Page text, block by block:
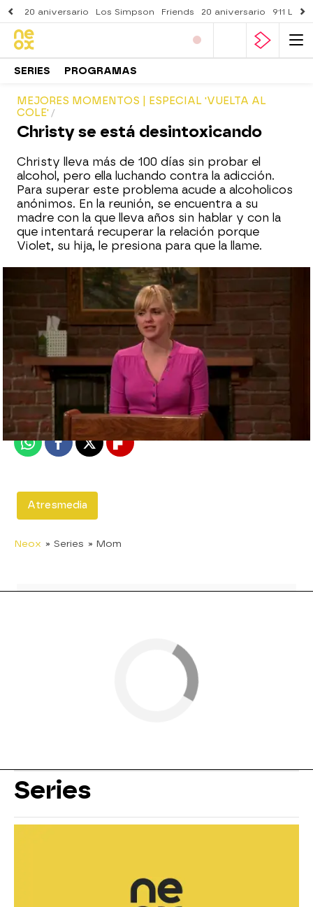
20 aniversario Los Simpson Friends 20 aniversario 911
SERIES PROGRAMAS
MEJORES MOMENTOS | ESPECIAL 'VUELTA AL
COLE'
Christy se está desintoxicando
Christy lleva más de 100 días sin probar el
alcohol, pero ella luchando contra la adicción.
Para superar este problema acude a alcoholicos
anónimos. En la reunión, se encuentra a su
madre con la que lleva años sin hablar y con la
que intentará recuperar la relación porque
Violet, su hija, le presiona para que la llame.
neox
Madrid
Publicado:10 de septiembre de 2015, 17:44
WhatsappFacebook
X Flipboard
Atresmedia
Neox » Series » Mom
Series